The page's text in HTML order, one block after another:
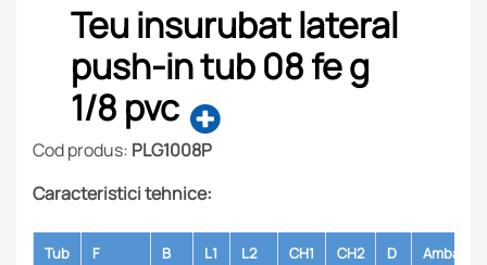
Teu insurubat lateral
push-in tub 08 fe g
1/8 pvc
Cod produs: PLG1008P
Caracteristici tehnice:
Tub F B L1 L2 CH1 CH2 D Ambalare